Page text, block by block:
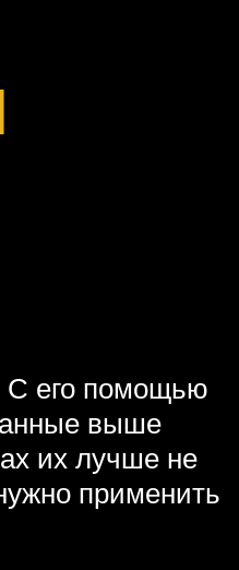
С его помощью
выше
их лучше не
применить